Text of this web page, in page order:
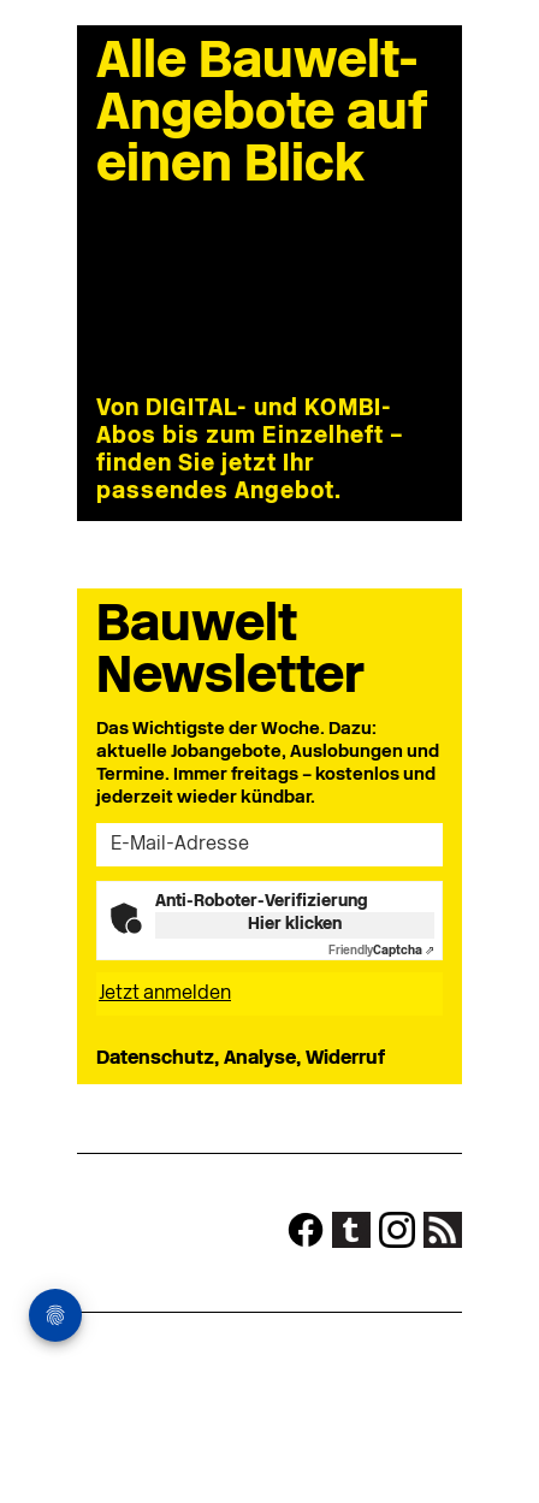
Alle Bauwelt-
Angebote auf
einen Blick
Von DIGITAL- und KOMBI-
Abos bis zum Einzelheft –
finden Sie jetzt Ihr
passendes Angebot.
Bauwelt
Newsletter
Das Wichtigste der Woche. Dazu:
aktuelle Jobangebote, Auslobungen und
Termine. Immer freitags – kostenlos und
jederzeit wieder kündbar.
Anti-Roboter-Verifizierung
Hier klicken
FriendlyCaptcha ⇗
Datenschutz, Analyse, Widerruf